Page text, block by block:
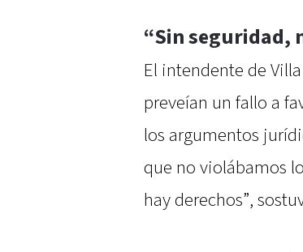
“Sin seguridad,
El intendente de
preveían un fallo a
los argumentos
que no violábamos
hay derechos”,